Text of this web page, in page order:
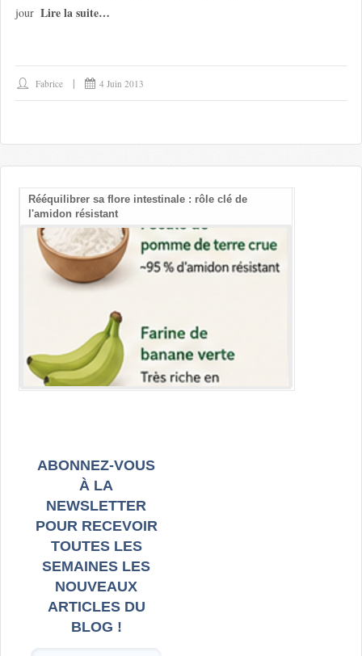
jour Lire la suite…
Fabrice 4 Juin 2013
Rééquilibrer sa flore intestinale : rôle clé de
l'amidon résistant
ABONNEZ-VOUS
À LA
NEWSLETTER
POUR RECEVOIR
TOUTES LES
SEMAINES LES
NOUVEAUX
ARTICLES DU
BLOG !